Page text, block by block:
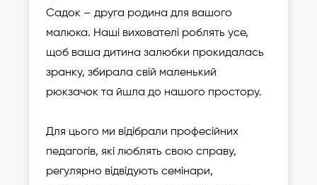
Садок – друга родина для вашого
малюка. Наші вихователі роблять усе,
щоб ваша дитина залюбки прокидалась
зранку, збирала свій маленький
рюкзачок та йшла до нашого простору.
Для цього ми відібрали професійних
педагогів, які люблять свою справу,
регулярно відвідують семінари,